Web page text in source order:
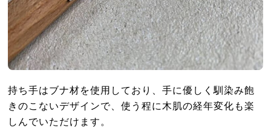
持ち手はブナ材を使用しており、手に優しく馴染み飽
きのこないデザインで、使う程に木肌の経年変化も楽
しんでいただけます。